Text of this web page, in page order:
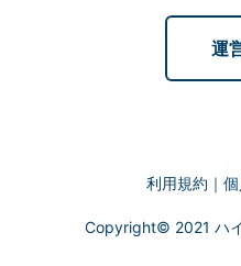
運
利用規約 ｜
Copyright© 2021 ハ